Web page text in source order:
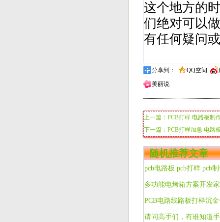
这个地方的
们绝对可以
有任何疑问
分享到： QQ空间
美丽说
上一篇：PCB打样 电路板制
下一篇：PCB打样加急 电路
随机推荐文章